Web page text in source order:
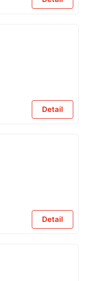
Detail
Detail